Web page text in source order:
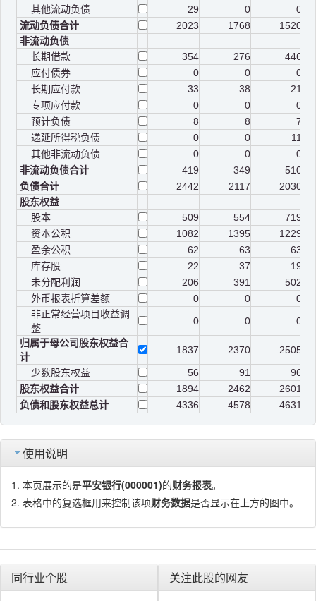
其他流动负债
29 0
0
流动负债合计
2023 1768
1520
非流动负债
长期借款
354 276
446
应付债券
0 0
0
长期应付款
33 38
21
专项应付款
0 0
0
预计负债
8 8
7
递延所得税负债
0 0
11
其他非流动负债
0 0
0
非流动负债合计
419 349
510
负债合计
2442 2117
2030
股东权益
股本
509 554
719
资本公积
1082 1395
1229
盈余公积
62 63
63
库存股
22 37
19
未分配利润
206 391
502
外币报表折算差额
0 0
0
非正常经营项目收益调
整
0 0
0
归属于母公司股东权益合
计
1837 2370
2505
少数股东权益
56 91
96
股东权益合计
1894 2462
2601
负债和股东权益总计
4336 4578 4631
使用说明
本页展示的是平安银行(000001)的财务报表。
表格中的复选框用来控制该项财务数据是否显示在上方的图中。
同行业个股 关注此股的网友